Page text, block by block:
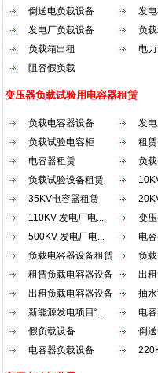
倒送电负载设备
发
发电厂负载设备
负
负载箱出租
电
阻容假负载
变压器负载试验用电容器租赁
负载电容器设备
发
负载试验电容柜
租
电容器租赁
负
负载试验设备租赁
35KV电容器租赁
110KV 发电厂电...
变
500KV 发电厂电...
电
负载电容器设备租赁
负
租赁负载电容器设备
出
出租负载电容器设备
抽
新能源发电项目“...
电
假负载设备
倒
电容器负载设备